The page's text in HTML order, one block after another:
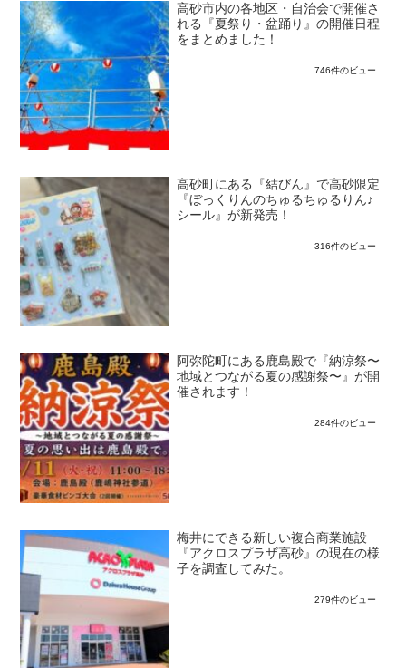
高砂市内の各地区・自治会で開催さ
れる『夏祭り・盆踊り』の開催日程
をまとめました！
746件のビュー
高砂町にある『結びん』で高砂限定
『ぼっくりんのちゅるちゅるりん♪
シール』が新発売！
316件のビュー
阿弥陀町にある鹿島殿で『納涼祭〜
地域とつながる夏の感謝祭〜』が開
催されます！
284件のビュー
梅井にできる新しい複合商業施設
『アクロスプラザ高砂』の現在の様
子を調査してみた。
279件のビュー